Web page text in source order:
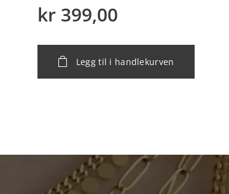
kr 399,00
Legg til i handlekurven